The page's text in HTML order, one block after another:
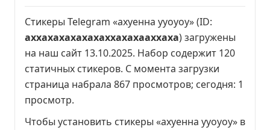
Стикеры Telegram «ахуенна ууоуоу» (ID:
axxaxaxaxaxaxaxxaxaxaaxxaxa) загружены
на наш сайт 13.10.2025. Набор содержит 120
статичных стикеров. С момента загрузки
страница набрала 867 просмотров; сегодня: 1
просмотр.
Чтобы установить стикеры «ахуенна ууоуоу» в